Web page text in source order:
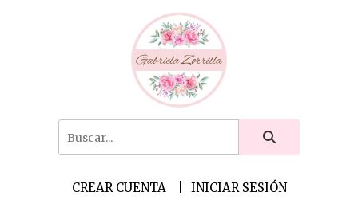
CREAR CUENTA INICIAR SESIÓN